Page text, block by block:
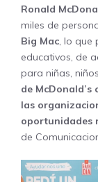
Ronald
miles de
Big Mac, lo que
educativos, de
para niñas,
de
las
oportunidades
de